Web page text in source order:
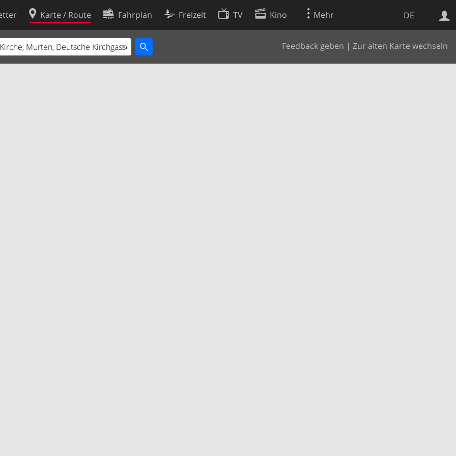
DE
Karte / Route Fahrplan Freizeit TV Kino Mehr
Feedback geben | Zur alten Karte wechseln
Websuche
Cookie-Richtlinie
Cookie-Einstellungen